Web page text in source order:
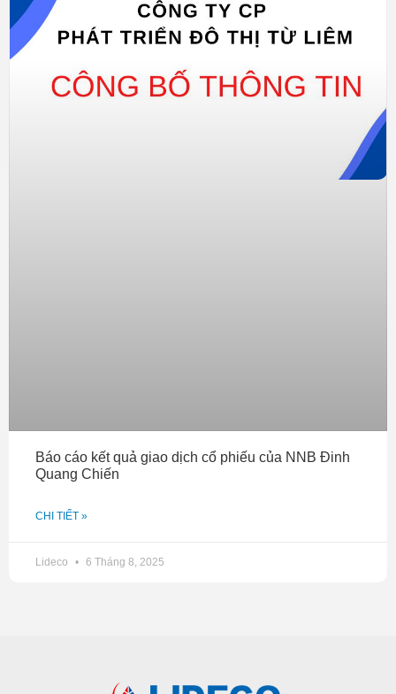
Báo cáo kết quả giao dịch cổ phiếu của NNB Đinh
Quang Chiến
CHI TIẾT »
Lideco 6 Tháng 8, 2025